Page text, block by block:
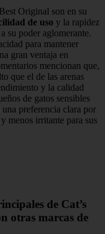
Original son en su
de uso y la rapidez
su poder aglomerante.
para mantener
gran ventaja en
mencionan que,
que el de las arenas
y la calidad
de gatos sensibles
una preferencia clara por
menos irritante para sus
de Cat’s
otras marcas de